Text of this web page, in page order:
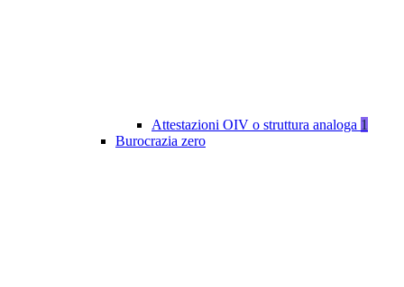
Attestazioni OIV o struttura analoga 1
Burocrazia zero